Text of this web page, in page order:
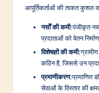
आपूर्तिकर्ताओं की ताकत कुशल
नर्सों की कमी:पंजीकृत
प्रदाताओं को वेतन
विशेषज्ञों की कमी:
कठिन है, जिससे उन
प्रमाणीकरण:प्रमाणित
सेवाओं के विस्तार की